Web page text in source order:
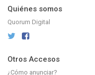
Quiénes somos
Quorum Digital
Otros Accesos
¿Cómo anunciar?